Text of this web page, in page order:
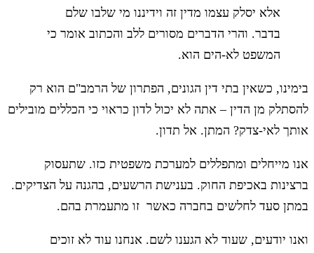
אלא יסלק עצמו מדין זה וידיננו מי שלבו שלם
בדבר. והרי הדברים מסורים ללב והכתוב אומר כי
המשפט לא-הים הוא.
בימינו, כשאין בתי דין הגונים, הפתרון של הרמב"ם הוא רק
להסתלק מן הדין – אתה לא יכול לדון כראוי כי הכללים מובילים
אותך לאי-צדק? המתן. אל תדון.
אנו מייחלים ומתפללים למערכת משפטית כזו. שתעסוק
ברצינות באכיפת החוק. בענישת הרשעים, בהגנה על הצדיקים.
במתן סעד לחלשים בחברה כאשר זו מתעמרת בהם.
ואנו יודעים, שעוד לא הגענו לשם. אנחנו עוד לא זוכים